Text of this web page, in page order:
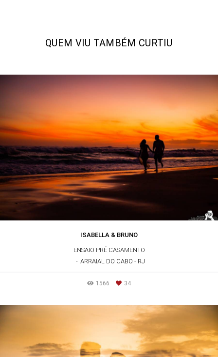
QUEM VIU TAMBÉM CURTIU
ISABELLA & BRUNO
ENSAIO PRÉ CASAMENTO
ARRAIAL DO CABO - RJ
1566 34